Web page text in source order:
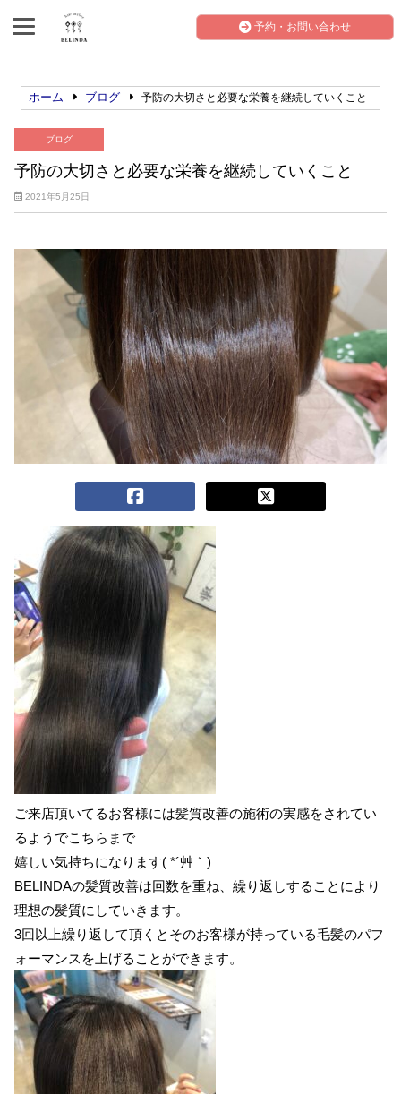
予約・お問い合わせ
ホーム ブログ 予防の大切さと必要な栄養を継続していくこと
ブログ
予防の大切さと必要な栄養を継続していくこと
2021年5月25日
ご来店頂いてるお客様には髪質改善の施術の実感をされてい
るようでこちらまで
嬉しい気持ちになります( *´艸｀)
BELINDAの髪質改善は回数を重ね、繰り返しすることにより
理想の髪質にしていきます。
3回以上繰り返して頂くとそのお客様が持っている毛髪のパフ
ォーマンスを上げることができます。